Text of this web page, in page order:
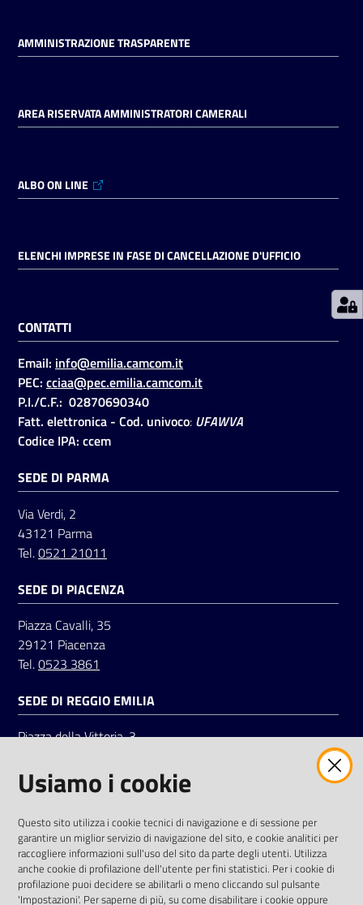
in
digitale
on line
Accedi
Registrati
Seguici
su
AMMINISTRAZIONE TRASPARENTE
AREA RISERVATA AMMINISTRATORI CAMERALI
ALBO ON LINE
ELENCHI IMPRESE IN FASE DI CANCELLAZIONE D'UFFICIO
CONTATTI
Email: info@emilia.camcom.it
PEC: cciaa@pec.emilia.camcom.it
P.I./C.F.: 02870690340
Fatt. elettronica - Cod. univoco: UFAWVA
Codice IPA: ccem
SEDE DI PARMA
Via Verdi, 2
43121 Parma
Tel.0521 21011
SEDE DI PIACENZA
Piazza Cavalli, 35
29121 Piacenza
Tel.0523 3861
SEDE DI REGGIO EMILIA
Piazza della Vittoria, 3
Tel.0522 7961
LinkedinFacebookInstagram
Usiamo i cookie
Questo sito utilizza i cookie tecnici di navigazione e di sessione per
garantire un miglior servizio di navigazione del sito, e cookie analitici per
raccogliere informazioni sull'uso del sito da parte degli utenti. Utilizza
anche cookie di profilazione dell'utente per fini statistici. Per i cookie di
profilazione puoi decidere se abilitarli o meno cliccando sul pulsante
'Impostazioni'. Per saperne di più, su come disabilitare i cookie oppure